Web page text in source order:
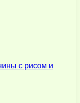
с рисом и